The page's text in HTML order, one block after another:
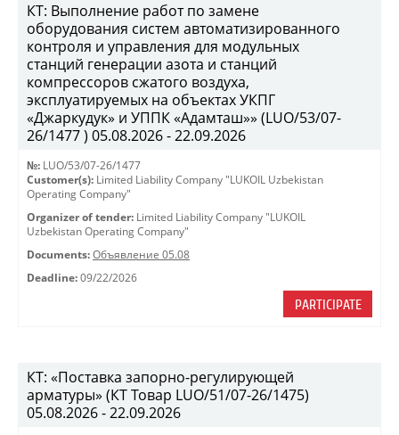
КТ: Выполнение работ по замене
оборудования систем автоматизированного
контроля и управления для модульных
станций генерации азота и станций
компрессоров сжатого воздуха,
эксплуатируемых на объектах УКПГ
«Джаркудук» и УППК «Адамташ»» (LUO/53/07-
26/1477 ) 05.08.2026 - 22.09.2026
№: LUO/53/07-26/1477
Customer(s): Limited Liability Company "LUKOIL Uzbekistan
Operating Company"
Organizer of tender: Limited Liability Company "LUKOIL
Uzbekistan Operating Company"
Documents: Объявление 05.08
Deadline: 09/22/2026
PARTICIPATE
КТ: «Поставка запорно-регулирующей
арматуры» (КТ Товар LUO/51/07-26/1475)
05.08.2026 - 22.09.2026